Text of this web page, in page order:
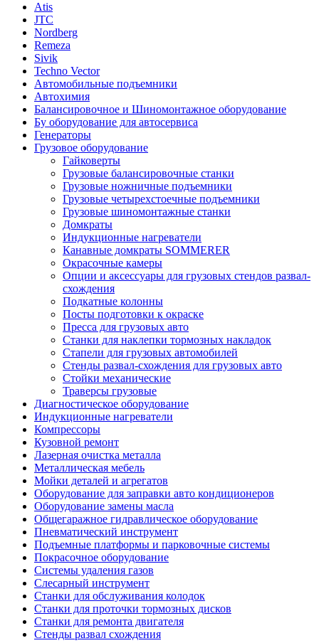
Atis
JTC
Nordberg
Remeza
Sivik
Techno Vector
Автомобильные подъемники
Автохимия
Балансировочное и Шиномонтажное оборудование
Бу оборудование для автосервиса
Генераторы
Грузовое оборудование
Гайковерты
Грузовые балансировочные станки
Грузовые ножничные подъемники
Грузовые четырехстоечные подъемники
Грузовые шиномонтажные станки
Домкраты
Индукционные нагреватели
Канавные домкраты SOMMERER
Окрасочные камеры
Опции и аксессуары для грузовых стендов развал-
схождения
Подкатные колонны
Посты подготовки к окраске
Пресса для грузовых авто
Станки для наклепки тормозных накладок
Стапели для грузовых автомобилей
Стенды развал-схождения для грузовых авто
Стойки механические
Траверсы грузовые
Диагностическое оборудование
Индукционные нагреватели
Компрессоры
Кузовной ремонт
Лазерная очистка металла
Металлическая мебель
Мойки деталей и агрегатов
Оборудование для заправки авто кондиционеров
Оборудование замены масла
Общегаражное гидравлическое оборудование
Пневматический инструмент
Подъемные платформы и парковочные системы
Покрасочное оборудование
Системы удаления газов
Слесарный инструмент
Станки для обслуживания колодок
Станки для проточки тормозных дисков
Станки для ремонта двигателя
Стенды развал схождения